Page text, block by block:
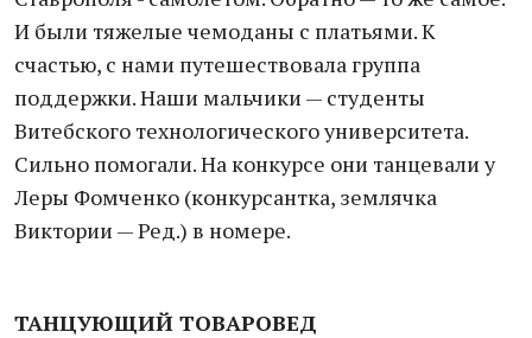
И были тяжелые чемоданы с платьями. К
счастью, с нами путешествовала группа
поддержки. Наши мальчики — студенты
Витебского технологического университета.
Сильно помогали. На конкурсе они танцевали у
Леры Фомченко (конкурсантка, землячка
Виктории — Ред.) в номере.
ТАНЦУЮЩИЙ ТОВАРОВЕД